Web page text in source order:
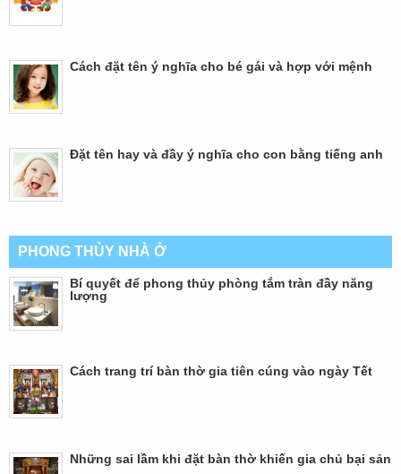
Cách đặt tên ý nghĩa cho bé gái và hợp với mệnh
Đặt tên hay và đầy ý nghĩa cho con bằng tiếng anh
PHONG THỦY NHÀ Ở
Bí quyết để phong thủy phòng tắm tràn đầy năng
lượng
Cách trang trí bàn thờ gia tiên cúng vào ngày Tết
Những sai lầm khi đặt bàn thờ khiến gia chủ bại sản